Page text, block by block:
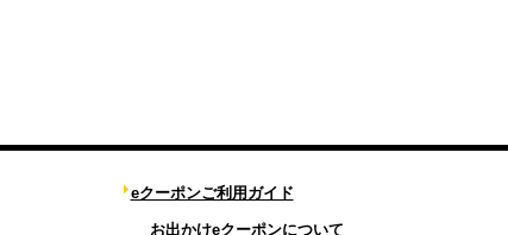
eクーポンご利用ガイド
お出かけeクーポンについて